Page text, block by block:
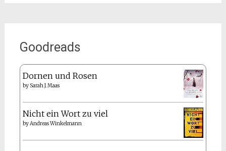
Goodreads
Dornen und Rosen
by Sarah J. Maas
Nicht ein Wort zu viel
byAndreas Winkelmann